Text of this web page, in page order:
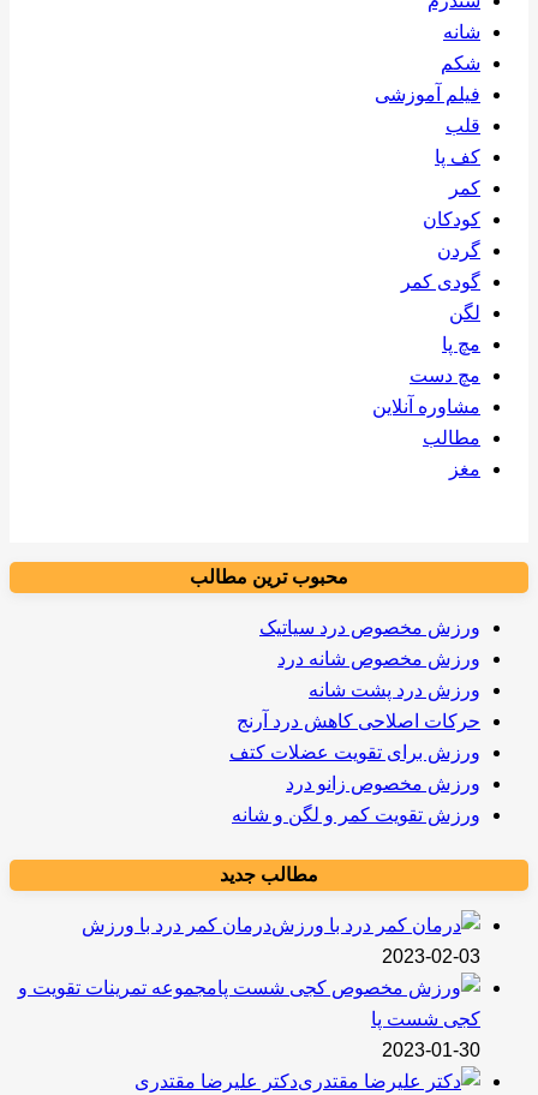
شانه
شکم
فیلم آموزشی
قلب
کف پا
کمر
کودکان
گردن
گودی کمر
لگن
مچ پا
مچ دست
مشاوره آنلاین
مطالب
مغز
محبوب ترین مطالب
ورزش مخصوص درد سیاتیک
ورزش مخصوص شانه درد
ورزش درد پشت شانه
حرکات اصلاحی کاهش درد آرنج
ورزش برای تقویت عضلات کتف
ورزش مخصوص زانو درد
ورزش تقویت کمر و لگن و شانه
مطالب جدید
درمان کمر درد با ورزش
2023-02-03
مجموعه تمرینات تقویت و
کجی شست پا
2023-01-30
دکتر علیرضا مقتدری